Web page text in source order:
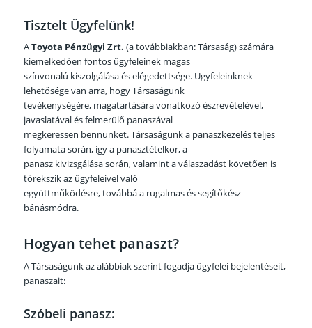
Tisztelt Ügyfelünk!
AToyota Pénzügyi Zrt. (a továbbiakban: Társaság) számára
kiemelkedően fontos ügyfeleinek magas
színvonalú kiszolgálása és elégedettsége. Ügyfeleinknek
lehetősége van arra, hogy Társaságunk
tevékenységére, magatartására vonatkozó észrevételével,
javaslatával és felmerülő panaszával
megkeressen bennünket. Társaságunk a panaszkezelés teljes
folyamata során, így a panasztételkor, a
panasz kivizsgálása során, valamint a válaszadást követően is
törekszik az ügyfeleivel való
együttműködésre, továbbá a rugalmas és segítőkész
bánásmódra.
Hogyan tehet panaszt?
A Társaságunk az alábbiak szerint fogadja ügyfelei bejelentéseit,
panaszait:
Szóbeli panasz: